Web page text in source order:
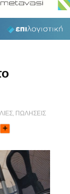
, ΠΩΛΗΣΕΙΣ